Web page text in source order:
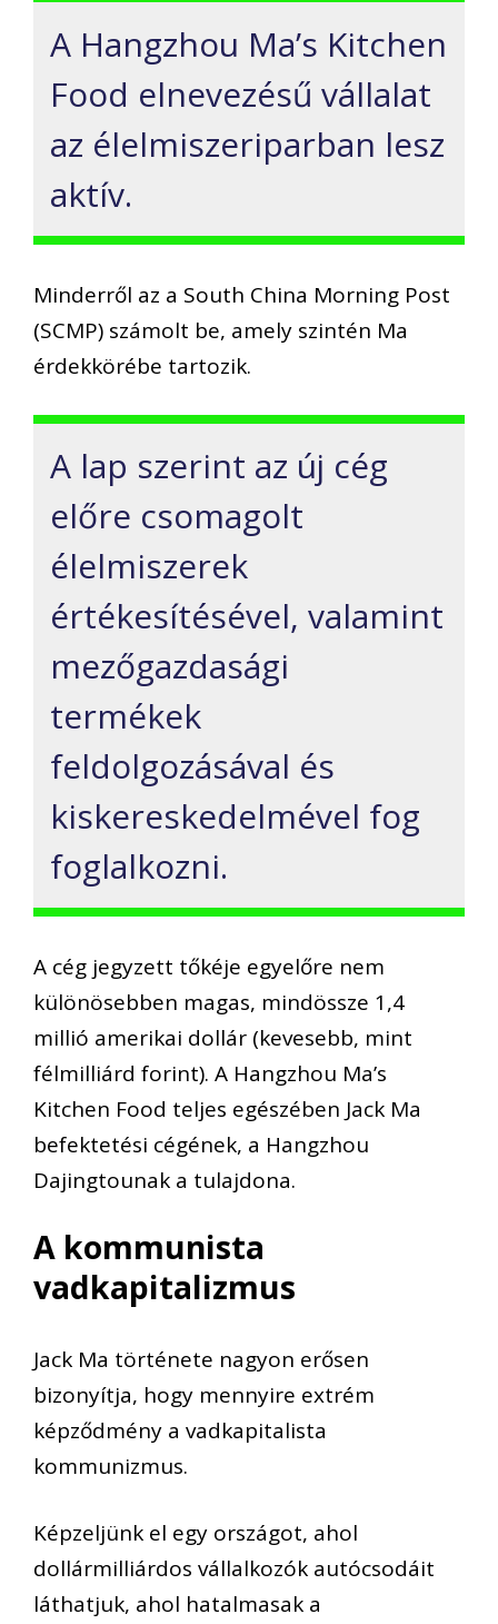
A Hangzhou Ma’s Kitchen
Food elnevezésű vállalat
az élelmiszeriparban lesz
aktív.
Minderről az a South China Morning Post
(SCMP) számolt be, amely szintén Ma
érdekkörébe tartozik.
A lap szerint az új cég
előre csomagolt
élelmiszerek
értékesítésével, valamint
mezőgazdasági
termékek
feldolgozásával és
kiskereskedelmével fog
foglalkozni.
A cég jegyzett tőkéje egyelőre nem
különösebben magas, mindössze 1,4
millió amerikai dollár (kevesebb, mint
félmilliárd forint). A Hangzhou Ma’s
Kitchen Food teljes egészében Jack Ma
befektetési cégének, a Hangzhou
Dajingtounak a tulajdona.
A kommunista
vadkapitalizmus
Jack Ma története nagyon erősen
bizonyítja, hogy mennyire extrém
képződmény a vadkapitalista
kommunizmus.
Képzeljünk el egy országot, ahol
dollármilliárdos vállalkozók autócsodáit
láthatjuk, ahol hatalmasak a